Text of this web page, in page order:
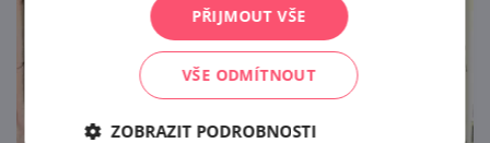
PŘIJMOUT VŠE
VŠE ODMÍTNOUT
ZOBRAZIT PODROBNOSTI